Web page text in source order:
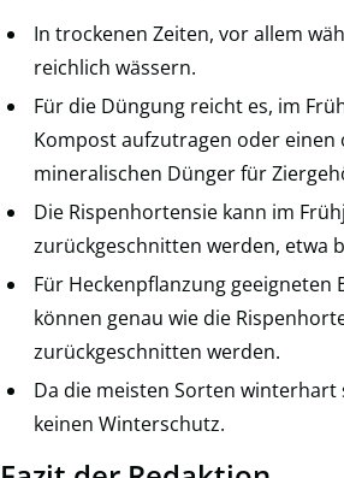
In trockenen Zeiten, vor allem
reichlich wässern.
Für die Düngung reicht es, im
Kompost aufzutragen oder einen
mineralischen Dünger für
Die Rispenhortensie kann im
zurückgeschnitten werden, etwa
Für Heckenpflanzung geeigneten
können genau wie die
zurückgeschnitten werden.
Da die meisten Sorten winterhart
keinen Winterschutz.